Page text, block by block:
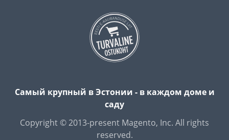
Самый крупный в Эстонии - в каждом доме и
саду
Copyright © 2013-present Magento, Inc. All rights
reserved.